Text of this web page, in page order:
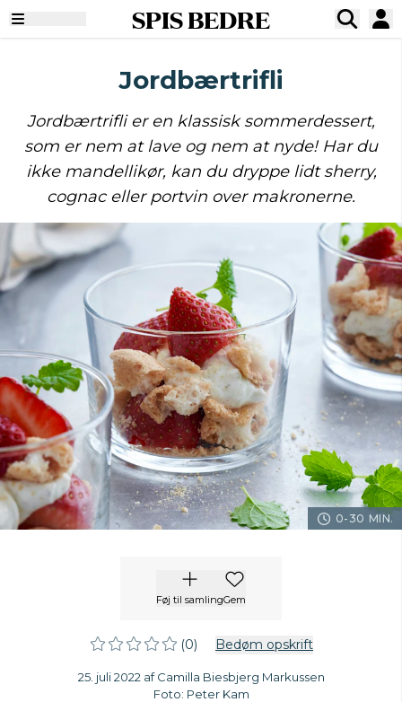
SPIS BEDRE
Jordbærtrifli
Jordbærtrifli er en klassisk sommerdessert,
som er nem at lave og nem at nyde! Har du
ikke mandellikør, kan du dryppe lidt sherry,
cognac eller portvin over makronerne.
0-30 MIN.
Føj til samlingGem
(0) Bedøm opskrift
25. juli 2022 af Camilla Biesbjerg Markussen
Foto: Peter Kam